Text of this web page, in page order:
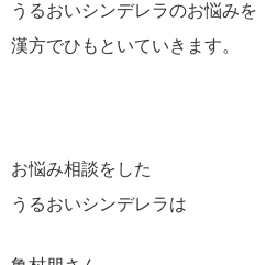
うるおいシンデレラのお悩みを
漢方でひもといていきます。
お悩み相談をした
うるおいシンデレラは